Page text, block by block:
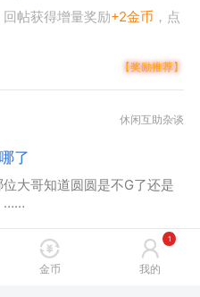
金币 我的
1
回帖获得增量奖励+2金币 ，点
【奖励推荐】
休闲互助杂谈
了
大哥知道圆圆是不G了还是
……
一月前